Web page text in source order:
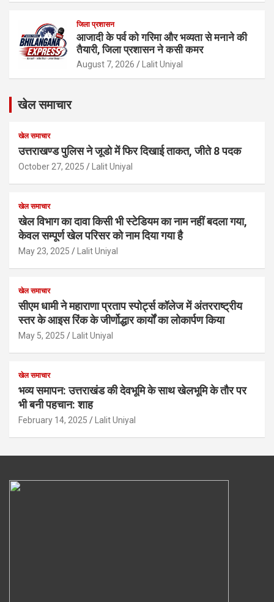
जिला प्रशासन
आजादी के पर्व को गरिमा और भव्यता से मनाने की
तैयारी, जिला प्रशासन ने कसी कमर
August 7, 2026 Lalit Uniyal
खेल समाचार
खेल समाचार
उत्तराखण्ड पुलिस ने जूडो में फिर दिखाई ताकत, जीते 8 पदक
October 27, 2025 Lalit Uniyal
खेल समाचार
खेल विभाग का दावा किसी भी स्टेडियम का नाम नहीं बदला गया,
केवल सम्पूर्ण खेल परिसर को नाम दिया गया है
May 23, 2025 Lalit Uniyal
खेल समाचार
सीएम धामी ने महाराणा प्रताप स्पोर्ट्स कॉलेज में अंतरराष्ट्रीय
स्तर के आइस रिंक के जीर्णोद्धार कार्यों का लोकार्पण किया
May 5, 2025 Lalit Uniyal
खेल समाचार
भव्य समापन: उत्तराखंड की देवभूमि के साथ खेलभूमि के तौर पर
भी बनी पहचान: शाह
February 14, 2025 Lalit Uniyal